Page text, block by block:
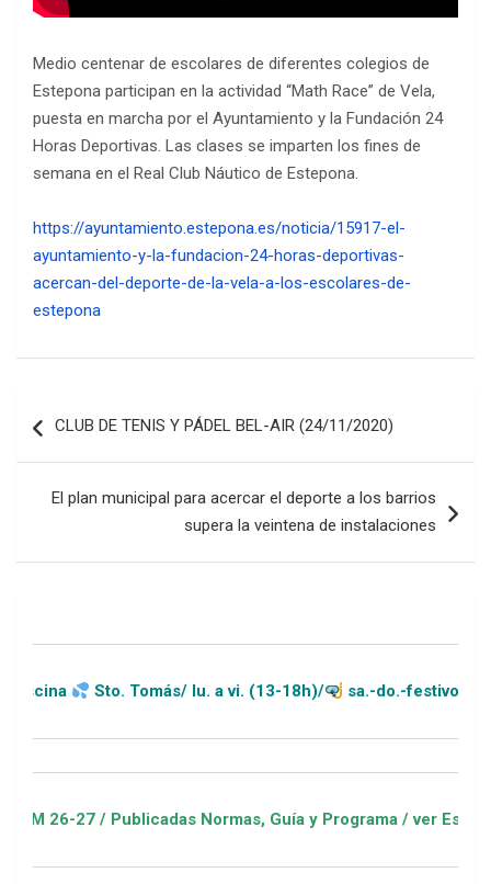
Medio centenar de escolares de diferentes colegios de
Estepona participan en la actividad “Math Race” de Vela,
puesta en marcha por el Ayuntamiento y la Fundación 24
Horas Deportivas. Las clases se imparten los fines de
semana en el Real Club Náutico de Estepona.
https://ayuntamiento.estepona.es/noticia/15917-el-
ayuntamiento-y-la-fundacion-24-horas-deportivas-
acercan-del-deporte-de-la-vela-a-los-escolares-de-
estepona
de
CLUB DE TENIS Y PÁDEL BEL-AIR (24/11/2020)
El plan municipal para acercar el deporte a los barrios
supera la veintena de instalaciones
Sto. Tomás/ lu. a vi. (13-18h)/ sa.-do.-festivos (11-20h)
/ Publicadas Normas, Guía y Programa / ver Escuelas